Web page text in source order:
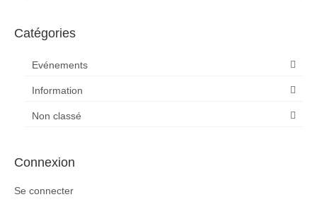
Catégories
Evénements
Information
Non classé
Connexion
Se connecter